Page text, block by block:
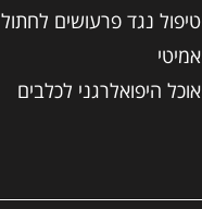
טיפול נגד פרעושים לחתול
אמיטי
אוכל היפואלרגני לכלבים